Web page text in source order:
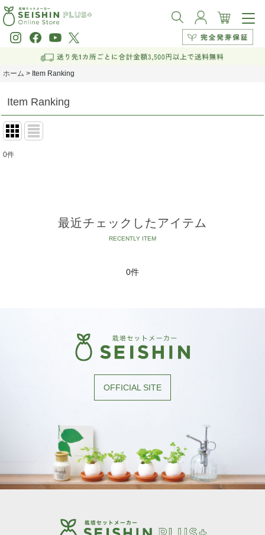
ホーム > Item Ranking
Item Ranking
0件
最近チェックしたアイテム
0件
OFFICIAL SITE